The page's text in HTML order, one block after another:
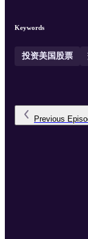
Keywords
投资美国股票
Previous